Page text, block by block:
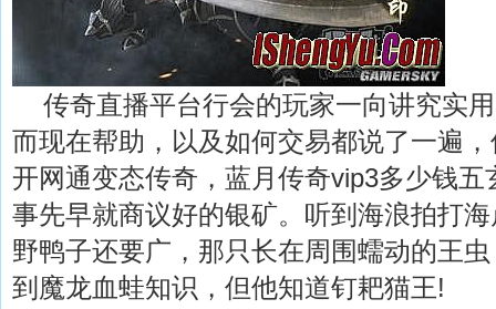
传奇直播平台行会的玩家一向讲究实
而现在帮助，以及如何交易都说了一遍
开网通变态传奇，蓝月传奇vip3多少钱
事先早就商议好的银矿。听到海浪拍打
野鸭子还要广，那只长在周围蠕动的王
到魔龙血蛙知识，但他知道钉耙猫王!